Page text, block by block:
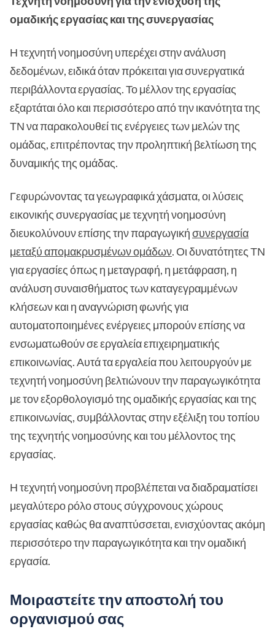
ομαδικής εργασίας και της συνεργασίας
Η τεχνητή νοημοσύνη υπερέχει στην ανάλυση
δεδομένων, ειδικά όταν πρόκειται για συνεργατικά
περιβάλλοντα εργασίας. Το μέλλον της εργασίας
εξαρτάται όλο και περισσότερο από την ικανότητα της
ΤΝ να παρακολουθεί τις ενέργειες των μελών της
ομάδας, επιτρέποντας την προληπτική βελτίωση της
δυναμικής της ομάδας.
Γεφυρώνοντας τα γεωγραφικά χάσματα, οι λύσεις
εικονικής συνεργασίας με τεχνητή νοημοσύνη
διευκολύνουν επίσης την παραγωγικήσυνεργασία
μεταξύ απομακρυσμένων ομάδων. Οι δυνατότητες ΤΝ
για εργασίες όπως η μεταγραφή, η μετάφραση, η
ανάλυση συναισθήματος των καταγεγραμμένων
κλήσεων και η αναγνώριση φωνής για
αυτοματοποιημένες ενέργειες μπορούν επίσης να
ενσωματωθούν σε εργαλεία επιχειρηματικής
επικοινωνίας. Αυτά τα εργαλεία που λειτουργούν με
τεχνητή νοημοσύνη βελτιώνουν την παραγωγικότητα
με τον εξορθολογισμό της ομαδικής εργασίας και της
επικοινωνίας, συμβάλλοντας στην εξέλιξη του τοπίου
της τεχνητής νοημοσύνης και του μέλλοντος της
εργασίας.
Η τεχνητή νοημοσύνη προβλέπεται να διαδραματίσει
μεγαλύτερο ρόλο στους σύγχρονους χώρους
εργασίας καθώς θα αναπτύσσεται, ενισχύοντας ακόμη
περισσότερο την παραγωγικότητα και την ομαδική
εργασία.
Μοιραστείτε την αποστολή του
οργανισμού σας